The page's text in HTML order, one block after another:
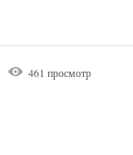
461 просмотр